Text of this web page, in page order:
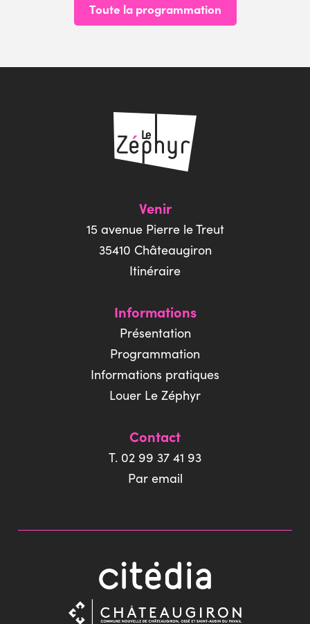
Toute la programmation
Venir
15 avenue Pierre le Treut
35410 Châteaugiron
Itinéraire
Informations
Présentation
Programmation
Informations pratiques
Louer Le Zéphyr
Contact
T. 02 99 37 41 93
Par email